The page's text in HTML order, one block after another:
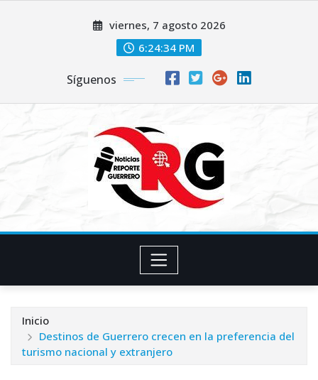
viernes, 7 agosto 2026
6:24:35 PM
Síguenos
Inicio
Destinos de Guerrero crecen en la preferencia del
turismo nacional y extranjero